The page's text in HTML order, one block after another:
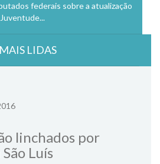
federais sobre a atualização
MAIS LIDAS
linchados por
Luís